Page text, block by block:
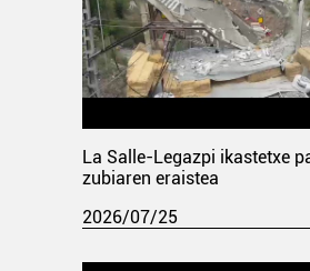
La Salle-Legazpi ikastetxe
zubiaren eraistea
2026/07/25